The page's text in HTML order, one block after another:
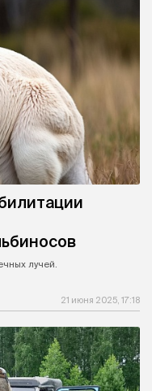
лучей.
21 июня 2025, 17:18